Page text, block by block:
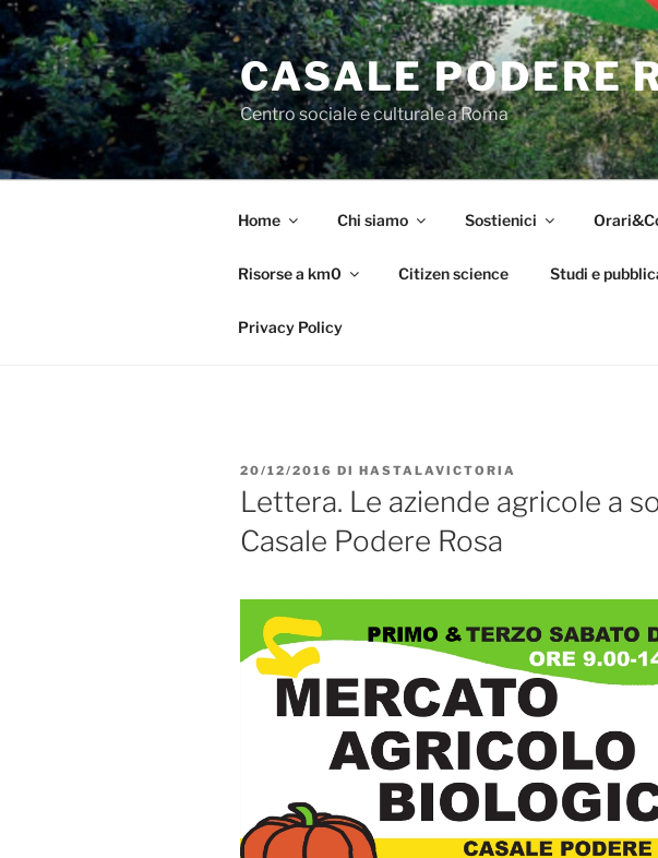
Salta
al
contenuto
CASALE PODERE
Centro sociale e culturale a Roma
Home Chi siamo Sostienici
Risorse a km0 Citizen science Studi e
Privacy Policy
PUBBLICATO
IL
20/12/2016 DI HASTALAVICTORIA
Lettera. Le aziende agricole a
Casale Podere Rosa